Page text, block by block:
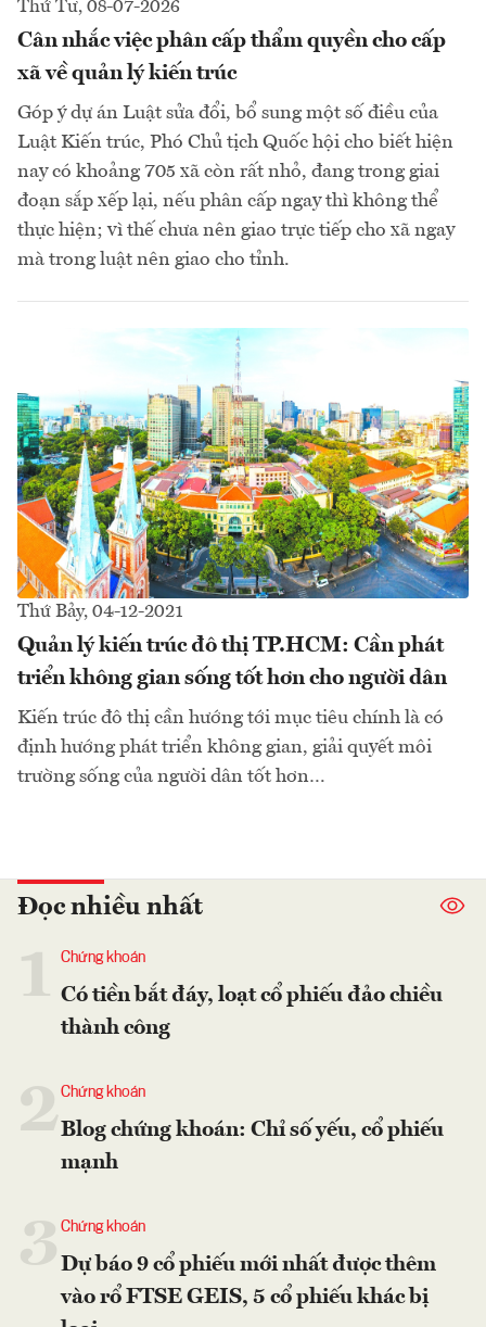
Thứ Tư, 08-07-2026
Cân nhắc việc phân cấp thẩm quyền cho cấp
xã về quản lý kiến trúc
Góp ý dự án Luật sửa đổi, bổ sung một số điều của
Luật Kiến trúc, Phó Chủ tịch Quốc hội cho biết hiện
nay có khoảng 705 xã còn rất nhỏ, đang trong giai
đoạn sắp xếp lại, nếu phân cấp ngay thì không thể
thực hiện; vì thế chưa nên giao trực tiếp cho xã ngay
mà trong luật nên giao cho tỉnh.
Thứ Bảy, 04-12-2021
Quản lý kiến trúc đô thị TP.HCM: Cần phát
triển không gian sống tốt hơn cho người dân
Kiến trúc đô thị cần hướng tới mục tiêu chính là có
định hướng phát triển không gian, giải quyết môi
trường sống của người dân tốt hơn…
Đọc nhiều nhất
Chứng khoán
Có tiền bắt đáy, loạt cổ phiếu đảo chiều
thành công
2Chứng khoán
Blog chứng khoán: Chỉ số yếu, cổ phiếu
mạnh
Chứng khoán
Dự báo 9 cổ phiếu mới nhất được thêm
vào rổ FTSE GEIS, 5 cổ phiếu khác bị